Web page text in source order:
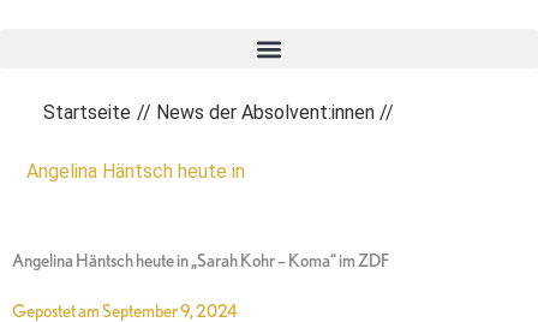
Startseite // News der Absolvent:innen //
Angelina Häntsch heute in
Angelina Häntsch heute in „Sarah Kohr – Koma“ im ZDF
Gepostet amSeptember 9, 2024